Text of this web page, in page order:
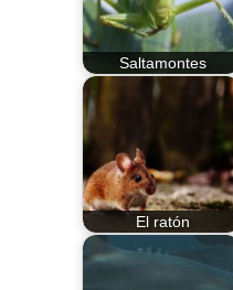
Saltamontes
El ratón